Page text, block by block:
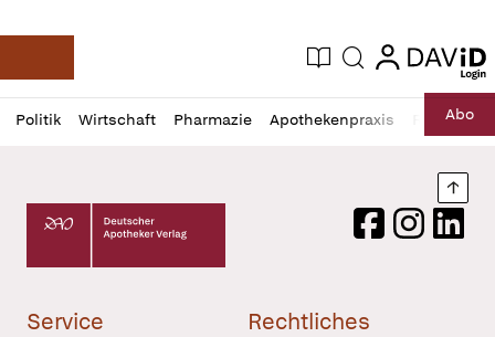
Deutsche Apotheker Zeitung
Aktuelle Ausgabe
Suche login
login
Politik Wirtschaft Pharmazie Apothekenpraxis RechtAbo
Profil
öffnen
Daz
Pur
Deutscher Apotheker Verlag Logo
FacebookInstagram
Service Rechtliches